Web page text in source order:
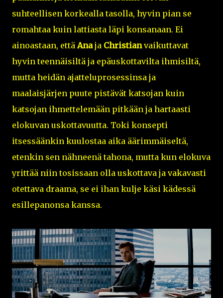
suhteellisen korkealla tasolla, hyvin pian se
romahtaa kuin lattiasta läpi konsanaan. Ei
ainoastaan, ettäAnaja Christianvaikuttavat
hyvin teennäisiltä ja epäuskottavilta ihmisiltä,
mutta heidän ajatteluprosessinsa ja
maalaisjärjen puute pistävät katsojan kuin
katsojan ihmettelemään pitkään ja hartaasti
elokuvan uskottavuutta. Toki konsepti
itsessäänkin kuulostaa aika äärimmäiseltä,
etenkin sen nähneenä tahona, mutta kun elokuva
yrittää niin tosissaan olla uskottava ja vakavasti
otettava draama, se ei ihan kulje käsi kädessä
esillepanonsa kanssa.